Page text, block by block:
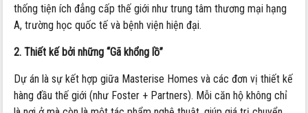
thống tiện ích đẳng cấp thế giới như trung tâm thương mại hạng
A, trường học quốc tế và bệnh viện hiện đại.
2. Thiết kế bởi những “Gã khổng lồ”
Dự án là sự kết hợp giữa Masterise Homes và các đơn vị thiết kế
hàng đầu thế giới (như Foster + Partners). Mỗi căn hộ không chỉ